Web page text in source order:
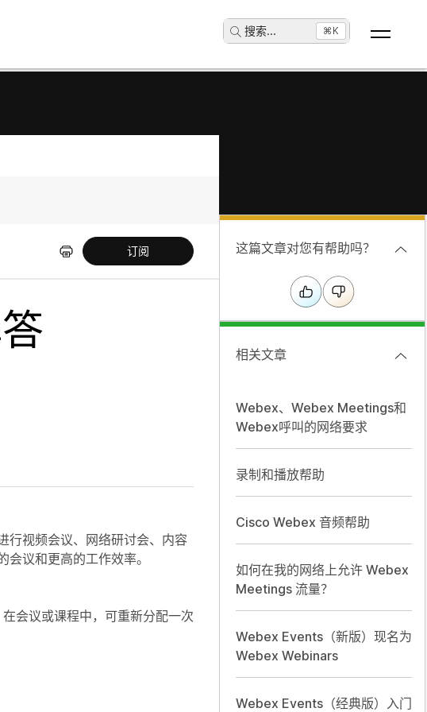
搜索... ⌘K
订阅
行视频会议、网络研讨会、内容
议和更高的工作效率。
会议或课程中，可重新分配一次
这篇文章对您有帮助吗？
相关文章
Webex、Webex Meetings和
Webex呼叫的网络要求
录制和播放帮助
Cisco Webex 音频帮助
如何在我的网络上允许 Webex
Meetings 流量？
Webex Events（新版）现名为
Webex Webinars
Webex Events（经典版）入门